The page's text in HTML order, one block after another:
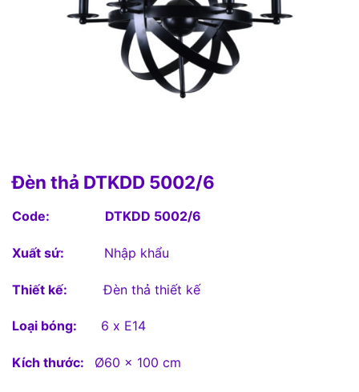
Đèn thả DTKDD 5002/6
Code: DTKDD 5002/6
Xuất sứ: Nhập khẩu
Thiết kế: Đèn thả thiết kế
Loại bóng: 6 x E14
Kích thước: Ø60 x 100 cm